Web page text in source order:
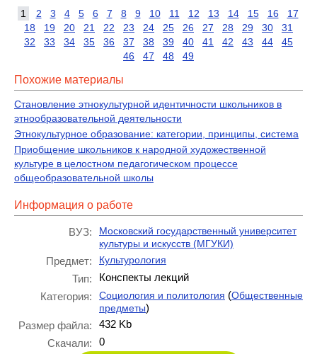
1 2 3 4 5 6 7 8 9 10 11 12 13 14 15 16
17
18
19 20 21 22 23 24 25 26 27 28 29 30
31
32
33 34 35 36 37 38 39 40 41 42 43 44
45
46
47 48 49
Похожие материалы
Становление этнокультурной идентичности школьников в
этнообразовательной деятельности
Этнокультурное образование: категории, принципы, система
Приобщение школьников к народной художественной
культуре в целостном педагогическом процессе
общеобразовательной школы
Информация о работе
ВУЗ:
Московский государственный университет
культуры и искусств (МГУКИ)
Предмет: Культурология
Тип:
Конспекты лекций
Категория:
Социология и политология (Общественные
предметы)
Размер файла:
432 Kb
Скачали:
0